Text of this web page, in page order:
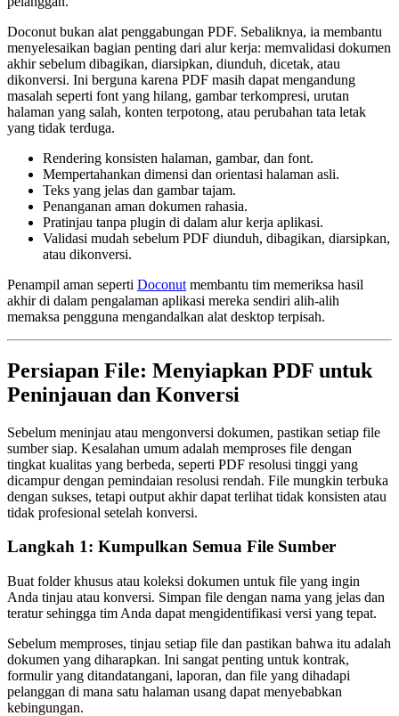
Doconut bukan alat penggabungan PDF. Sebaliknya, ia membantu
menyelesaikan bagian penting dari alur kerja: memvalidasi dokumen
akhir sebelum dibagikan, diarsipkan, diunduh, dicetak, atau
dikonversi. Ini berguna karena PDF masih dapat mengandung
masalah seperti font yang hilang, gambar terkompresi, urutan
halaman yang salah, konten terpotong, atau perubahan tata letak
yang tidak terduga.
Rendering konsisten halaman, gambar, dan font.
Mempertahankan dimensi dan orientasi halaman asli.
Teks yang jelas dan gambar tajam.
Penanganan aman dokumen rahasia.
Pratinjau tanpa plugin di dalam alur kerja aplikasi.
Validasi mudah sebelum PDF diunduh, dibagikan, diarsipkan,
atau dikonversi.
Penampil aman seperti Doconut membantu tim memeriksa hasil
akhir di dalam pengalaman aplikasi mereka sendiri alih-alih
memaksa pengguna mengandalkan alat desktop terpisah.
Persiapan File: Menyiapkan PDF untuk
Peninjauan dan Konversi
Sebelum meninjau atau mengonversi dokumen, pastikan setiap file
sumber siap. Kesalahan umum adalah memproses file dengan
tingkat kualitas yang berbeda, seperti PDF resolusi tinggi yang
dicampur dengan pemindaian resolusi rendah. File mungkin terbuka
dengan sukses, tetapi output akhir dapat terlihat tidak konsisten atau
tidak profesional setelah konversi.
Langkah 1: Kumpulkan Semua File Sumber
Buat folder khusus atau koleksi dokumen untuk file yang ingin
Anda tinjau atau konversi. Simpan file dengan nama yang jelas dan
teratur sehingga tim Anda dapat mengidentifikasi versi yang tepat.
Sebelum memproses, tinjau setiap file dan pastikan bahwa itu adalah
dokumen yang diharapkan. Ini sangat penting untuk kontrak,
formulir yang ditandatangani, laporan, dan file yang dihadapi
pelanggan di mana satu halaman usang dapat menyebabkan
kebingungan.